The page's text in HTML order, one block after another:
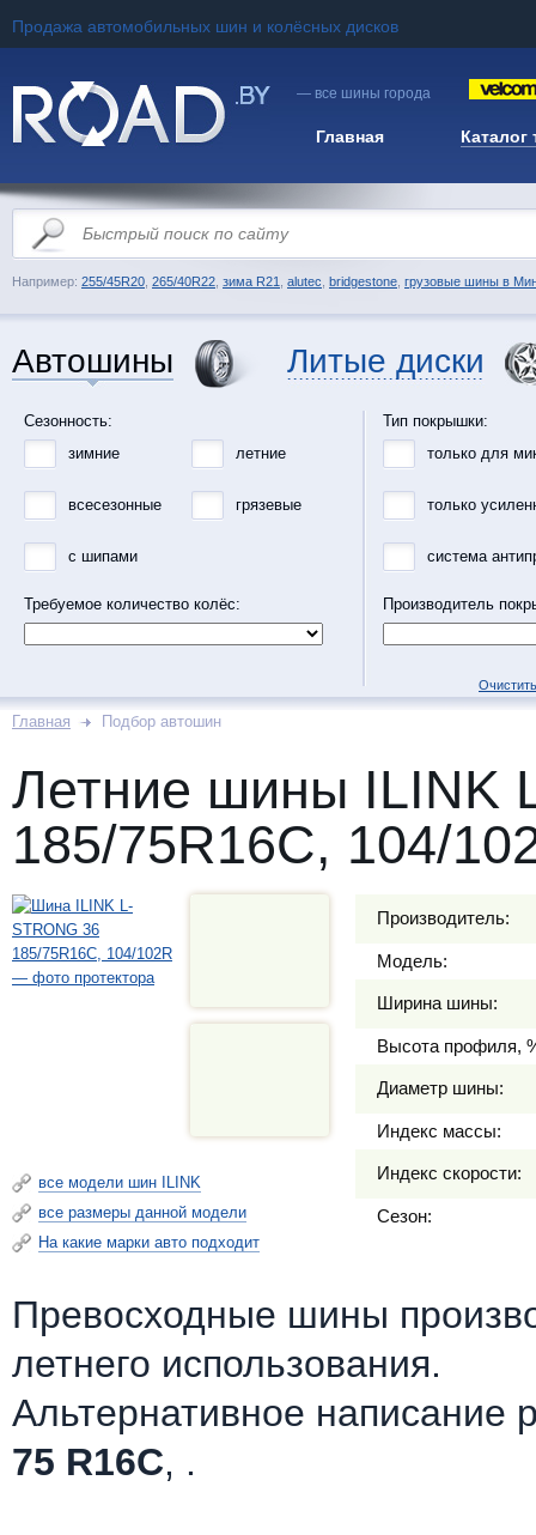
Продажа автомобильных шин и колёсных дисков
— все шины города
Главная Каталог
Например: 255/45R20 265/40R22 зима R21 alutec bridgestone грузовые шины в
Автошины Литые диски
Сезонность:
зимние
летние
всесезонные грязевые
с шипами
Требуемое количество колёс:
Тип покрышки:
только для
только
система
Производитель
Главная Подбор автошин
Летние шины ILINK
185/75R16C, 104/
все модели шин ILINK
все размеры данной модели
На какие марки авто подходит
Производитель:
Модель:
Ширина шины:
Высота профиля,
Диаметр шины:
Индекс массы:
Индекс скорости:
Сезон:
Превосходные шины
летнего использования.
Альтернативное написание
75 R16C, .